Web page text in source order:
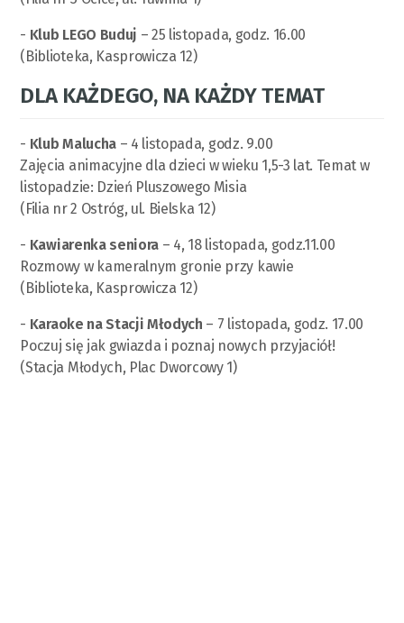
- Klub LEGO Buduj – 25 listopada, godz. 16.00
(Biblioteka, Kasprowicza 12)
DLA KAŻDEGO, NA KAŻDY TEMAT
- Klub Malucha– 4 listopada, godz. 9.00
Zajęcia animacyjne dla dzieci w wieku 1,5-3 lat. Temat w
listopadzie: Dzień Pluszowego Misia
(Filia nr 2 Ostróg, ul. Bielska 12)
- Kawiarenka seniora – 4, 18 listopada, godz.11.00
Rozmowy w kameralnym gronie przy kawie
(Biblioteka, Kasprowicza 12)
- Karaoke na Stacji Młodych – 7 listopada, godz. 17.00
Poczuj się jak gwiazda i poznaj nowych przyjaciół!
(Stacja Młodych, Plac Dworcowy 1)